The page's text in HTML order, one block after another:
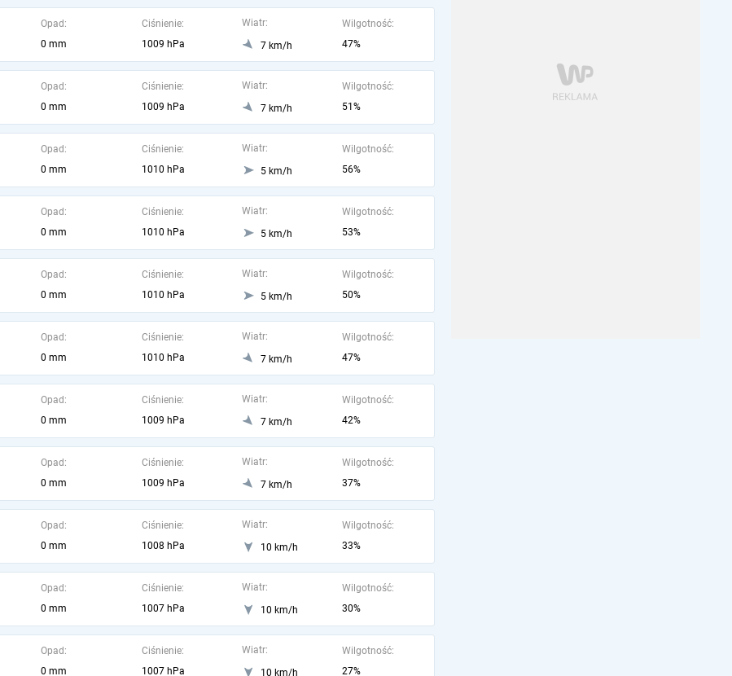
Opad:
0 mm
Ciśnienie:
1009 hPa
Wiatr:
7 km/h
Wilgotność:
47%
Opad:
0 mm
Ciśnienie:
1009 hPa
Wiatr:
7 km/h
Wilgotność:
51%
Opad:
0 mm
Ciśnienie:
1010 hPa
Wiatr:
5 km/h
Wilgotność:
56%
Opad:
0 mm
Ciśnienie:
1010 hPa
Wiatr:
5 km/h
Wilgotność:
53%
Opad:
0 mm
Ciśnienie:
1010 hPa
Wiatr:
5 km/h
Wilgotność:
50%
Opad:
0 mm
Ciśnienie:
1010 hPa
Wiatr:
7 km/h
Wilgotność:
47%
Opad:
0 mm
Ciśnienie:
1009 hPa
Wiatr:
7 km/h
Wilgotność:
42%
Opad:
0 mm
Ciśnienie:
1009 hPa
Wiatr:
7 km/h
Wilgotność:
37%
Opad:
0 mm
Ciśnienie:
1008 hPa
Wiatr:
10 km/h
Wilgotność:
33%
Opad:
0 mm
Ciśnienie:
1007 hPa
Wiatr:
10 km/h
Wilgotność:
30%
Opad:
0 mm
Ciśnienie:
1007 hPa
Wiatr:
10 km/h
Wilgotność:
27%